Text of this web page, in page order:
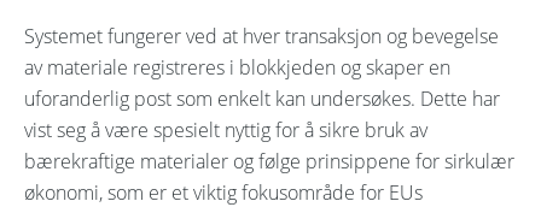
Systemet fungerer ved at hver transaksjon og bevegelse
av materiale registreres i blokkjeden og skaper en
uforanderlig post som enkelt kan undersøkes. Dette har
vist seg å være spesielt nyttig for å sikre bruk av
bærekraftige materialer og følge prinsippene for sirkulær
økonomi, som er et viktig fokusområde for EUs